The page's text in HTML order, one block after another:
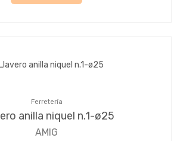
Ferretería
anilla niquel n.1-ø25
AMIG